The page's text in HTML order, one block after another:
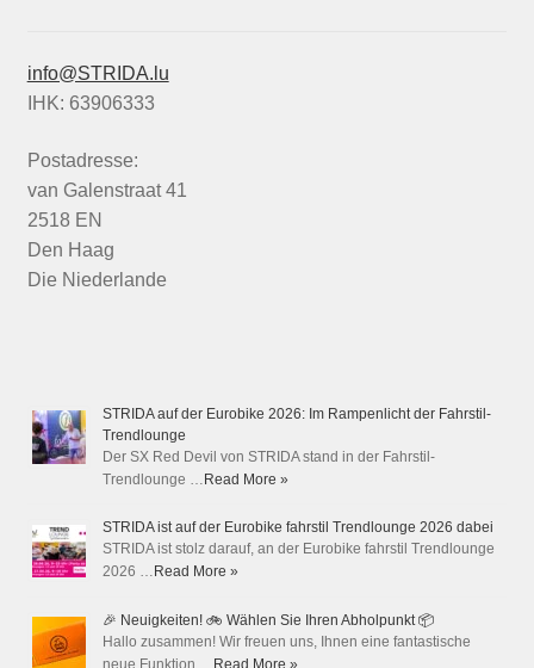
info@STRIDA.lu
IHK: 63906333
Postadresse:
van Galenstraat 41
2518 EN
Den Haag
Die Niederlande
STRIDA auf der Eurobike 2026: Im Rampenlicht der Fahrstil-
Trendlounge
Der SX Red Devil von STRIDA stand in der Fahrstil-
Trendlounge … Read More »
STRIDA ist auf der Eurobike fahrstil Trendlounge 2026 dabei
STRIDA ist stolz darauf, an der Eurobike fahrstil Trendlounge
2026 … Read More »
🎉 Neuigkeiten! 🚲 Wählen Sie Ihren Abholpunkt 📦
Hallo zusammen! Wir freuen uns, Ihnen eine fantastische